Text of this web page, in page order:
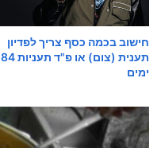
חישוב בכמה כסף צריך לפדיון
תענית (צום) או פ"ד תעניות 84
ימים